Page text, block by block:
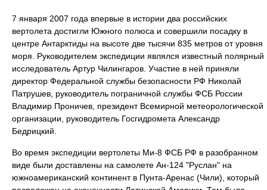
7 января 2007 года впервые в истории два российских
вертолета достигли Южного полюса и совершили посадку в
центре Антарктиды на высоте две тысячи 835 метров от уровня
моря. Руководителем экспедиции являлся известный полярный
исследователь Артур Чилингаров. Участие в ней приняли
директор Федеральной службы безопасности РФ Николай
Патрушев, руководитель пограничной службы ФСБ России
Владимир Проничев, президент Всемирной метеорологической
организации, руководитель Госгидромета Александр
Бедрицкий.
Во время экспедиции вертолеты Ми-8 ФСБ РФ в разобранном
виде были доставлены на самолете Ан-124 "Руслан" на
южноамериканский континент в Пунта-Аренас (Чили), который